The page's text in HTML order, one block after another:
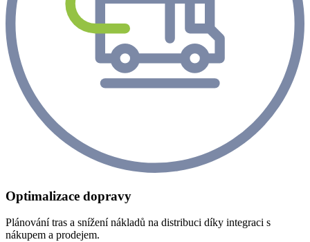
Optimalizace dopravy
Plánování tras a snížení nákladů na distribuci díky integraci s
nákupem a prodejem.